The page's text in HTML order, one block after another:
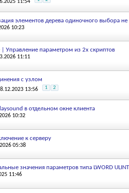
11:54
элементов дерева одиночного выбора не
10:23
| Управление параметром из 2х скриптов
11:11
с узлом
13:56 1 2
в отдельном окне клиента
10:32
к серверу
05:38
значения параметров типа LWORD ULINT
11:46